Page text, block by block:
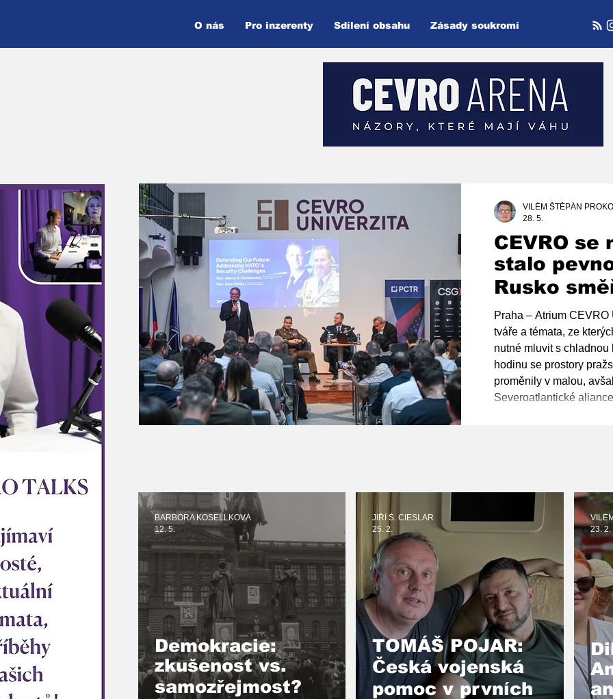
O nás Pro inzerenty Sdílení obsahu Zásady soukromí
CEVRO se
stalo
Rusko
s námi,
Řehka
Praha – Atrium
tváře a témata, ze
nutné mluvit s
hodinu se prostory
proměnily v malou,
Severoatlantické
VILÉM ŠTĚPÁN
28. 5.
Demokracie:
zkušenost vs.
samozřejmost?
BARBORA KOSELLKOVÁ
12. 5.
TOMÁŠ POJAR:
Česká vojenská
pomoc v prvních
JIŘÍ Š. CIESLAR
25. 2.
23. 2.